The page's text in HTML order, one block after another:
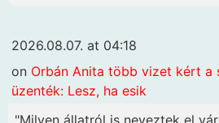
2026.08.07. at 04:18
on Orbán Anita több vizet kért a
üzenték: Lesz, ha esik